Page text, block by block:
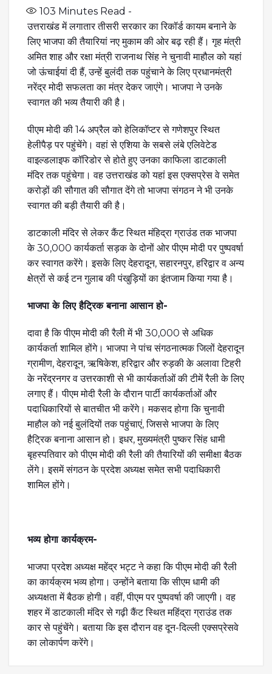
103 Minutes Read -
उत्तराखंड में लगातार तीसरी सरकार का रिकॉर्ड कायम बनाने के
लिए भाजपा की तैयारियां नए मुकाम की ओर बढ़ रही हैं। गृह मंत्री
अमित शाह और रक्षा मंत्री राजनाथ सिंह ने चुनावी माहौल को यहां
जो ऊंचाईयां दी हैं, उन्हें बुलंदी तक पहुंचाने के लिए प्रधानमंत्री
नरेंद्र मोदी सफलता का मंत्र देकर जाएंगे। भाजपा ने उनके
स्वागत की भव्य तैयारी की है।
पीएम मोदी की 14 अप्रैल को हेलिकॉप्टर से गणेशपुर स्थित
हेलीपैड़ पर पहुंचेंगे। वहां से एशिया के सबसे लंबे एलिवेटेड
वाइल्डलाइफ कॉरिडोर से होते हुए उनका काफिला डाटकाली
मंदिर तक पहुंचेगा। वह उत्तराखंड को यहां इस एक्सप्रेस वे समेत
करोड़ों की सौगात की सौगात देंगे तो भाजपा संगठन ने भी उनके
स्वागत की बड़ी तैयारी की है।
डाटकाली मंदिर से लेकर कैंट स्थित मंहिद्रा ग्राउंड तक भाजपा
के 30,000 कार्यकर्ता सड़क के दोनों ओर पीएम मोदी पर पुष्पवर्षा
कर स्वागत करेंगे। इसके लिए देहरादून, सहारनपुर, हरिद्वार व अन्य
क्षेत्रों से कई टन गुलाब की पंखुड़ियों का इंतजाम किया गया है।
भाजपा के लिए हैट्रिक बनाना आसान हो-
दावा है कि पीएम मोदी की रैली में भी 30,000 से अधिक
कार्यकर्ता शामिल होंगे। भाजपा ने पांच संगठनात्मक जिलों देहरादून
ग्रामीण, देहरादून, ऋषिकेश, हरिद्वार और रुड़की के अलावा टिहरी
के नरेंद्रनगर व उत्तरकाशी से भी कार्यकर्ताओं की टीमें रैली के लिए
लगाए हैं। पीएम मोदी रैली के दौरान पार्टी कार्यकर्ताओं और
पदाधिकारियों से बातचीत भी करेंगे। मकसद होगा कि चुनावी
माहौल को नई बुलंदियों तक पहुंचाएं, जिससे भाजपा के लिए
हैट्रिक बनाना आसान हो। इधर, मुख्यमंत्री पुष्कर सिंह धामी
बृहस्पतिवार को पीएम मोदी की रैली की तैयारियों की समीक्षा बैठक
लेंगे। इसमें संगठन के प्रदेश अध्यक्ष समेत सभी पदाधिकारी
शामिल होंगे।
भव्य होगा कार्यक्रम-
भाजपा प्रदेश अध्यक्ष महेंद्र भट्ट ने कहा कि पीएम मोदी की रैली
का कार्यक्रम भव्य होगा। उन्होंने बताया कि सीएम धामी की
अध्यक्षता में बैठक होगी। वहीं, पीएम पर पुष्पवर्षा की जाएगी। वह
शहर में डाटकाली मंदिर से गढ़ी कैंट स्थित महिंद्रा ग्राउंड तक
कार से पहुंचेंगे। बताया कि इस दौरान वह दून-दिल्ली एक्सप्रेसवे
का लोकार्पण करेंगे।